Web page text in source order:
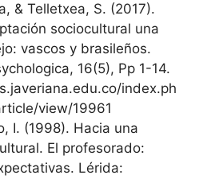
& Telletxea, S. (2017).
sociocultural una
vascos y brasileños.
16(5), Pp 1-14.
index.ph
view/19961
I. (1998). Hacia una
El profesorado:
Lérida: